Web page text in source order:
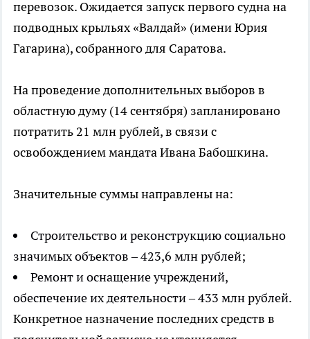
перевозок. Ожидается запуск первого судна на
подводных крыльях «Валдай» (имени Юрия
Гагарина), собранного для Саратова.
На проведение дополнительных выборов в
областную думу (14 сентября) запланировано
потратить 21 млн рублей, в связи с
освобождением мандата Ивана Бабошкина.
Значительные суммы направлены на:
Строительство и реконструкцию социально
значимых объектов – 423,6 млн рублей;
Ремонт и оснащение учреждений,
обеспечение их деятельности – 433 млн рублей.
Конкретное назначение последних средств в